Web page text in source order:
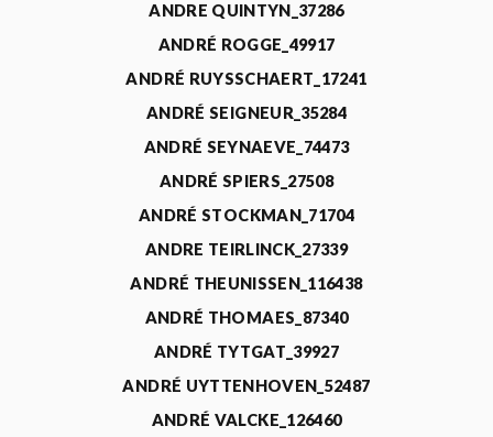
ANDRE QUINTYN_37286
ANDRÉ ROGGE_49917
ANDRÉ RUYSSCHAERT_17241
ANDRÉ SEIGNEUR_35284
ANDRÉ SEYNAEVE_74473
ANDRÉ SPIERS_27508
ANDRÉ STOCKMAN_71704
ANDRE TEIRLINCK_27339
ANDRÉ THEUNISSEN_116438
ANDRÉ THOMAES_87340
ANDRÉ TYTGAT_39927
ANDRÉ UYTTENHOVEN_52487
ANDRÉ VALCKE_126460